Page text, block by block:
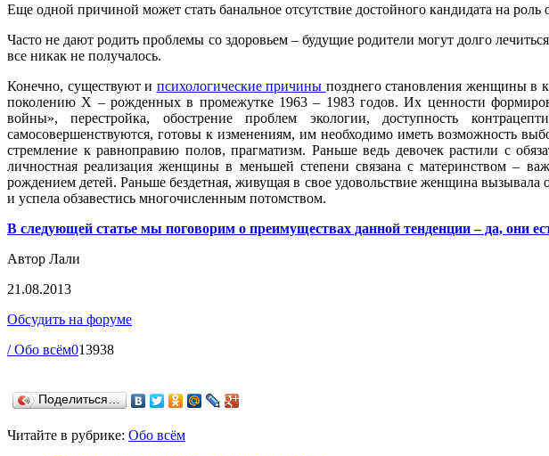
Еще одной причиной может стать банальное отсутствие достойного кандидата на
Часто не дают родить проблемы со здоровьем – будущие родители могут долго
все никак не получалось.
Конечно, существуют и психологические причины позднего становления женщины в
поколению X – рожденных в промежутке 1963 – 1983 годов. Их ценности
войны», перестройка, обострение проблем экологии, доступность
самосовершенствуются, готовы к изменениям, им необходимо иметь возможность
стремление к равноправию полов, прагматизм. Раньше ведь девочек растили с
личностная реализация женщины в меньшей степени связана с материнством –
рождением детей. Раньше бездетная, живущая в свое удовольствие женщина
и успела обзавестись многочисленным потомством.
В следующей статье мы поговорим о преимуществах данной тенденции – да, они
Автор Лали
21.08.2013
Обсудить на форуме
/ Обо всём013938
Поделиться…
Читайте в рубрике: Обо всём